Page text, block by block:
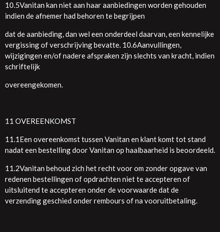
10.5Vanitan kan niet aan haar aanbiedingen worden gehouden
indien de afnemer had behoren te begrijpen
dat de aanbieding, dan wel een onderdeel daarvan, een kennelijke
vergissing of verschrijving bevatte. 10.6Aanvullingen,
wijzigingen en/of nadere afspraken zijn slechts van kracht, indien
schriftelijk
overeengekomen.
11 OVEREENKOMST
11.1Een overeenkomst tussen Vanitan en klant komt tot stand
nadat een bestelling door Vanitan op haalbaarheid is beoordeeld.
11.2Vanitan behoud zich het recht voor om zonder opgave van
redenen bestellingen of opdrachten niet te accepteren of
uitsluitend te accepteren onder de voorwaarde dat de
verzending geschied onder rembours of na vooruitbetaling.